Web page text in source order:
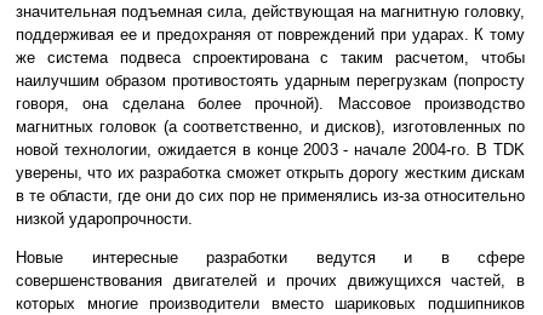
значительная подъемная сила, действующая на магнитную головку,
поддерживая ее и предохраняя от повреждений при ударах. К тому
же система подвеса спроектирована с таким расчетом, чтобы
наилучшим образом противостоять ударным перегрузкам (попросту
говоря, она сделана более прочной). Массовое производство
магнитных головок (а соответственно, и дисков), изготовленных по
новой технологии, ожидается в конце 2003 - начале 2004-го. В TDK
уверены, что их разработка сможет открыть дорогу жестким дискам
в те области, где они до сих пор не применялись из-за относительно
низкой ударопрочности.
Новые интересные разработки ведутся и в сфере
совершенствования двигателей и прочих движущихся частей, в
которых многие производители вместо шариковых подшипников